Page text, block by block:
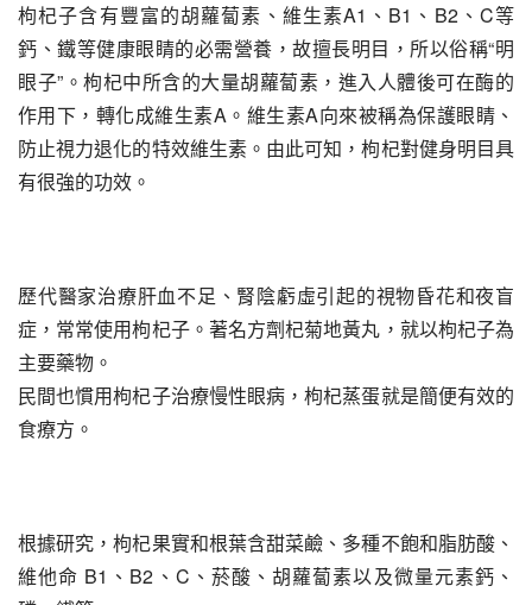
枸杞子含有豐富的胡蘿蔔素、維生素A1、B1、B2、C等
鈣、鐵等健康眼睛的必需營養，故擅長明目，所以俗稱“明
眼子”。枸杞中所含的大量胡蘿蔔素，進入人體後可在酶的
作用下，轉化成維生素A。維生素A向來被稱為保護眼睛、
防止視力退化的特效維生素。由此可知，枸杞對健身明目具
有很強的功效。
歷代醫家治療肝血不足、腎陰虧虛引起的視物昏花和夜盲
症，常常使用枸杞子。著名方劑杞菊地黃丸，就以枸杞子為
主要藥物。
民間也慣用枸杞子治療慢性眼病，枸杞蒸蛋就是簡便有效的
食療方。
根據研究，枸杞果實和根葉含甜菜鹼、多種不飽和脂肪酸、
維他命 B1、B2、C、菸酸、胡蘿蔔素以及微量元素鈣、